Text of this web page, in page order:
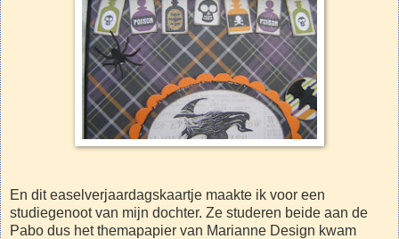
En dit easelverjaardagskaartje maakte ik voor een
studiegenoot van mijn dochter. Ze studeren beide aan de
Pabo dus het themapapier van Marianne Design kwam